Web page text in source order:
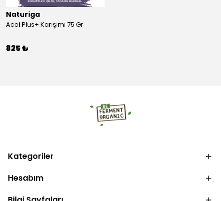
Naturiga
Acai Plus+ Karışımı 75 Gr
825 ₺
Kategoriler
Hesabım